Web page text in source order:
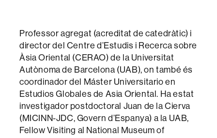
Professor agregat (acreditat de catedràtic) i
director del Centre d’Estudis i Recerca sobre
Àsia Oriental (CERAO) de la Universitat
Autònoma de Barcelona (UAB), on també és
coordinador del Máster Universitario en
Estudios Globales de Asia Oriental. Ha estat
investigador postdoctoral Juan de la Cierva
(MICINN-JDC, Govern d’Espanya) a la UAB,
Fellow Visiting al National Museum of